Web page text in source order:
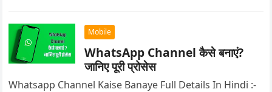
Mobile
WhatsApp Channel कैसे बनाएं?
जानिए पूरी प्रोसेस
Whatsapp Channel Kaise Banaye Full Details In Hindi :-